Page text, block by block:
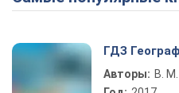
ГДЗ
Авторы: В.